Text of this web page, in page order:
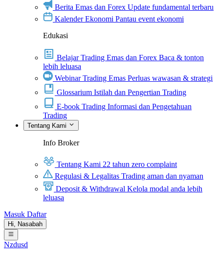
Berita Emas dan Forex Update fundamental terbaru
Kalender Ekonomi Pantau event ekonomi
Edukasi
Belajar Trading Emas dan Forex Baca & tonton
lebih leluasa
Webinar Trading Emas Perluas wawasan & strategi
Glossarium Istilah dan Pengertian Trading
E-book Trading Informasi dan Pengetahuan
Trading
Tentang Kami
Info Broker
Tentang Kami 22 tahun zero complaint
Regulasi & Legalitas Trading aman dan nyaman
Deposit & Withdrawal Kelola modal anda lebih
leluasa
Masuk Daftar
Hi, Nasabah
Nzdusd